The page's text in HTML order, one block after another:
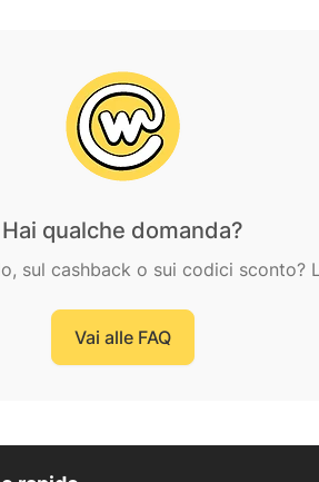
Hai qualche domanda?
sul cashback o sui codici sconto?
Vai alle FAQ